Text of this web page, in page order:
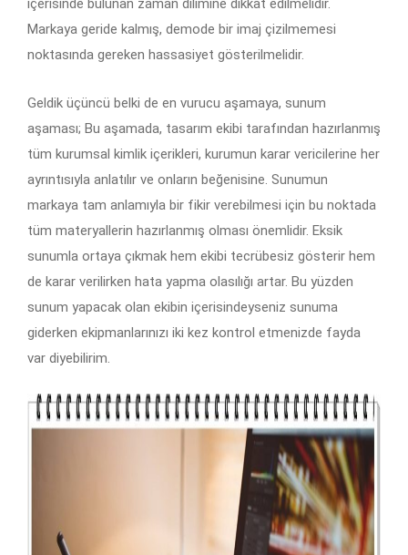
içerisinde bulunan zaman dilimine dikkat edilmelidir.
Markaya geride kalmış, demode bir imaj çizilmemesi
noktasında gereken hassasiyet gösterilmelidir.
Geldik üçüncü belki de en vurucu aşamaya, sunum
aşaması; Bu aşamada, tasarım ekibi tarafından hazırlanmış
tüm kurumsal kimlik içerikleri, kurumun karar vericilerine her
ayrıntısıyla anlatılır ve onların beğenisine. Sunumun
markaya tam anlamıyla bir fikir verebilmesi için bu noktada
tüm materyallerin hazırlanmış olması önemlidir. Eksik
sunumla ortaya çıkmak hem ekibi tecrübesiz gösterir hem
de karar verilirken hata yapma olasılığı artar. Bu yüzden
sunum yapacak olan ekibin içerisindeyseniz sunuma
giderken ekipmanlarınızı iki kez kontrol etmenizde fayda
var diyebilirim.